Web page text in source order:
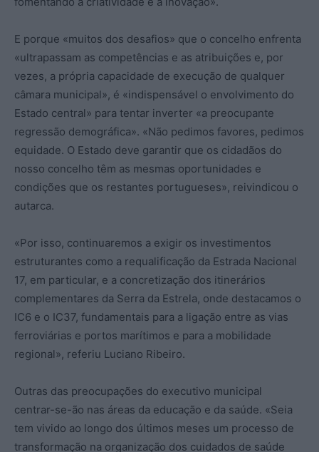
E porque «muitos dos desafios» que o concelho enfrenta
«ultrapassam as competências e as atribuições e, por
vezes, a própria capacidade de execução de qualquer
câmara municipal», é «indispensável o envolvimento do
Estado central» para tentar inverter «a preocupante
regressão demográfica». «Não pedimos favores, pedimos
equidade. O Estado deve garantir que os cidadãos do
nosso concelho têm as mesmas oportunidades e
condições que os restantes portugueses», reivindicou o
autarca.
«Por isso, continuaremos a exigir os investimentos
estruturantes como a requalificação da Estrada Nacional
17, em particular, e a concretização dos itinerários
complementares da Serra da Estrela, onde destacamos o
IC6 e o IC37, fundamentais para a ligação entre as vias
ferroviárias e portos marítimos e para a mobilidade
regional», referiu Luciano Ribeiro.
Outras das preocupações do executivo municipal
centrar-se-ão nas áreas da educação e da saúde. «Seia
tem vivido ao longo dos últimos meses um processo de
transformação na organização dos cuidados de saúde